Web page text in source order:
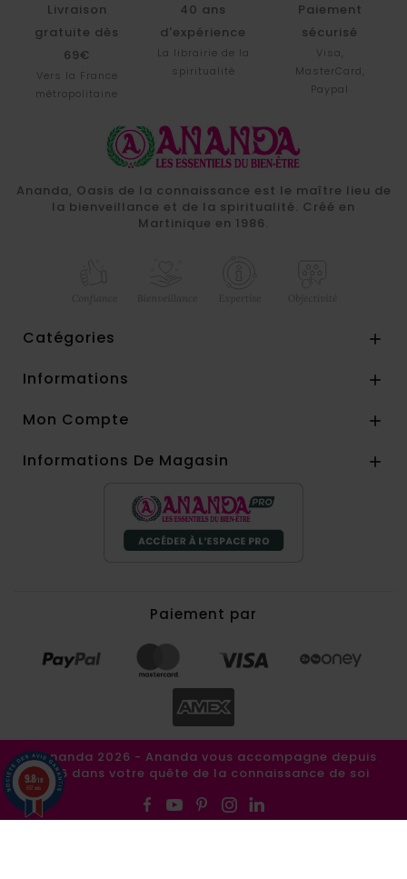
Livraison
gratuite dès
69€
Vers la France
métropolitaine
40 ans
d'expérience
La librairie de la
spiritualité
Paiement
sécurisé
Visa,
MasterCard,
Paypal
Ananda, Oasis de la connaissance est le maître lieu de
la bienveillance et de la spiritualité. Créé en
Martinique en 1986.
Catégories 
Informations 
Mon Compte 
Informations De Magasin 
Paiement par
©Ananda 2026 - Ananda vous accompagne depuis
1986 dans votre quête de la connaissance de soi
9.8/10
857 avis